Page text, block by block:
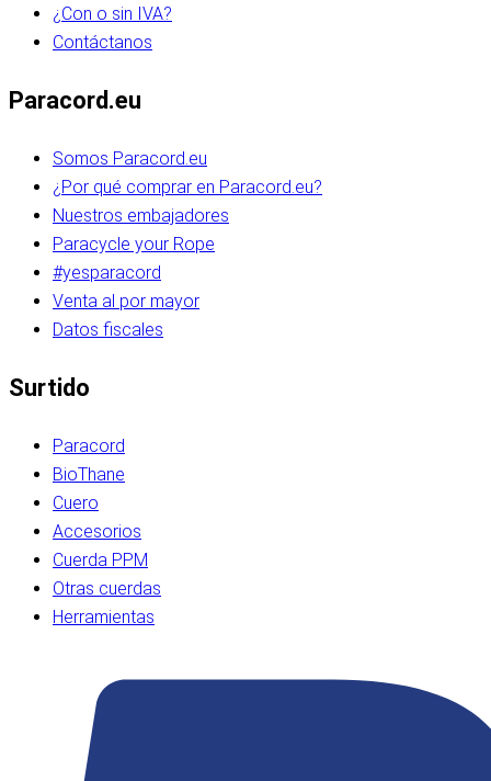
¿Con o sin IVA?
Contáctanos
Paracord.eu
Somos Paracord.eu
¿Por qué comprar en Paracord.eu?
Nuestros embajadores
Paracycle your Rope
#yesparacord
Venta al por mayor
Datos fiscales
Surtido
Paracord
BioThane
Cuero
Accesorios
Cuerda PPM
Otras cuerdas
Herramientas